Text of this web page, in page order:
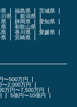
県 福島県
茨城県
川県
新潟県
県 静岡県
愛知県
県
和歌山県
県 香川県
愛媛県
県
宮崎県
〜500万円
〜2,000万円
万円〜7,500万円
5億円〜10億円